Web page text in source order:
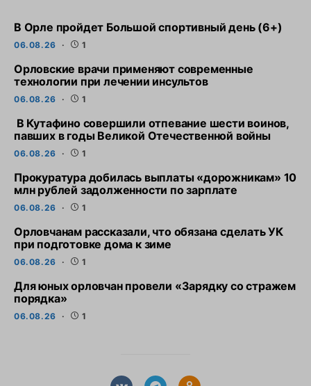
В Орле пройдет Большой спортивный день (6+)
06.08.26 1
Орловские врачи применяют современные
технологии при лечении инсультов
06.08.26 1
В Кутафино совершили отпевание шести воинов,
павших в годы Великой Отечественной войны
06.08.26 1
Прокуратура добилась выплаты «дорожникам» 10
млн рублей задолженности по зарплате
06.08.26 1
Орловчанам рассказали, что обязана сделать УК
при подготовке дома к зиме
06.08.26 1
Для юных орловчан провели «Зарядку со стражем
порядка»
06.08.26 1